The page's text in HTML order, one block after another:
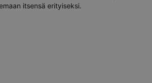
itsensä erityiseksi.